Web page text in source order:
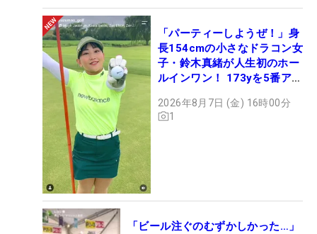
「パーティーしようぜ！」身
長154cmの小さなドラコン女
子・鈴木真緒が人生初のホー
ルインワン！ 173yを5番アイ
2026年8月7日 (金) 16時00分
1
「ビール注ぐのむずかしかった…」